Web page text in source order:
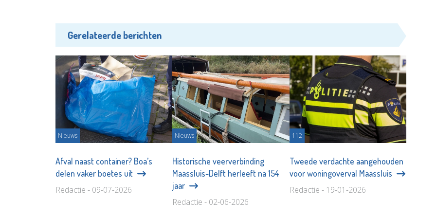
Gerelateerde berichten
Nieuws
Afval naast container? Boa’s
delen vaker boetes uit
Redactie - 09-07-2026
Nieuws
Historische veerverbinding
Maassluis-Delft herleeft na 154
jaar
Redactie - 02-06-2026
112
Tweede verdachte aangehouden
voor woningoverval Maassluis
Redactie - 19-01-2026